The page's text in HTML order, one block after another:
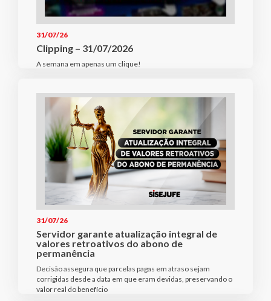
31/07/26
Clipping – 31/07/2026
A semana em apenas um clique!
31/07/26
Servidor garante atualização integral de
valores retroativos do abono de
permanência
Decisão assegura que parcelas pagas em atraso sejam
corrigidas desde a data em que eram devidas, preservando o
valor real do benefício